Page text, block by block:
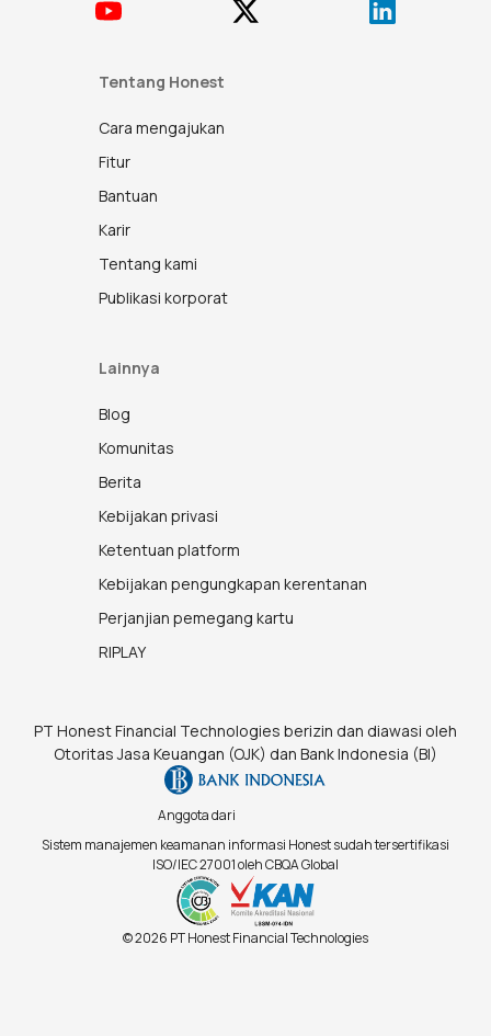
PT Honest Financial Technologies berizin dan diawasi oleh
Otoritas Jasa Keuangan (OJK) dan Bank Indonesia (BI)
Anggota dari
Sistem manajemen keamanan informasi Honest sudah tersertifikasi
ISO/IEC 27001 oleh CBQA Global
© 2026 PT Honest Financial Technologies
Tentang Honest
Cara mengajukan
Fitur
Bantuan
Karir
Tentang kami
Publikasi korporat
Lainnya
Blog
Komunitas
Berita
Kebijakan privasi
Ketentuan platform
Kebijakan pengungkapan kerentanan
Perjanjian pemegang kartu
RIPLAY